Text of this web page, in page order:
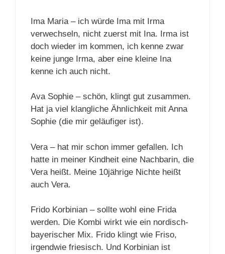
Ima Maria – ich würde Ima mit Irma
verwechseln, nicht zuerst mit Ina. Irma ist
doch wieder im kommen, ich kenne zwar
keine junge Irma, aber eine kleine Ina
kenne ich auch nicht.
Ava Sophie – schön, klingt gut zusammen.
Hat ja viel klangliche Ähnlichkeit mit Anna
Sophie (die mir geläufiger ist).
Vera – hat mir schon immer gefallen. Ich
hatte in meiner Kindheit eine Nachbarin, die
Vera heißt. Meine 10jährige Nichte heißt
auch Vera.
Frido Korbinian – sollte wohl eine Frida
werden. Die Kombi wirkt wie ein nordisch-
bayerischer Mix. Frido klingt wie Friso,
irgendwie friesisch. Und Korbinian ist